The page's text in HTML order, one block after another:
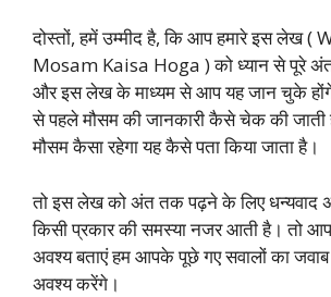
दोस्तों, हमें उम्मीद है, कि आप हमारे इस लेख (
Mosam Kaisa Hoga ) को ध्यान से पूरे
और इस लेख के माध्यम से आप यह जान चुके
से पहले मौसम की जानकारी कैसे चेक की
मौसम कैसा रहेगा यह कैसे पता किया जाता है।
तो इस लेख को अंत तक पढ़ने के लिए धन्यवाद
किसी प्रकार की समस्या नजर आती है। तो
अवश्य बताएं हम आपके पूछे गए सवालों का
अवश्य करेंगे।